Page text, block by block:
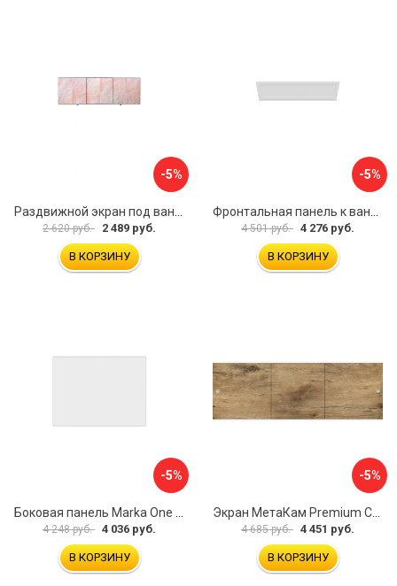
-5%
2 620 руб. 2 489 руб.
В КОРЗИНУ
-5%
4 501 руб. 4 276 руб.
В КОРЗИНУ
-5%
Боковая панель Marka One Flat 80 MG L 02бфл80мгл
4 248 руб. 4 036 руб.
В КОРЗИНУ
-5%
Экран МетаКам Premium Collection 4650208860133
4 685 руб. 4 451 руб.
В КОРЗИНУ